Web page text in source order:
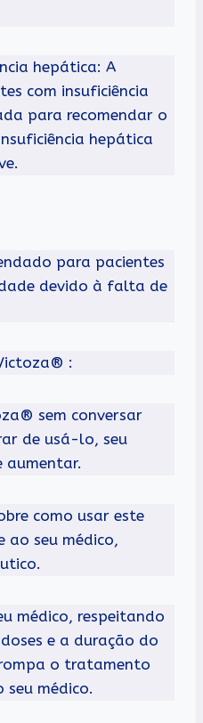
hepática: A
com insuficiência
para recomendar o
hepática
para pacientes
devido à falta de
:
sem conversar
de usá-lo, seu
aumentar.
como usar este
ao seu médico,
médico, respeitando
e a duração do
o tratamento
seu médico.